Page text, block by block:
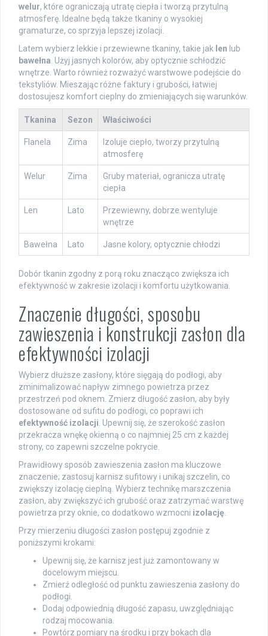
welur, które ograniczają utratę ciepła i tworzą przytulną
atmosferę. Idealne będą także tkaniny o wysokiej
gramaturze, co sprzyja lepszej izolacji.
Latem wybierz lekkie i przewiewne tkaniny, takie jak len lub
bawełna . Użyj jasnych kolorów, aby optycznie schłodzić
wnętrze. Warto również rozważyć warstwowe podejście do
tekstyliów. Mieszając różne faktury i grubości, łatwiej
dostosujesz komfort cieplny do zmieniających się warunków.
Tkanina Sezon Właściwości
Flanela Zima
Izoluje ciepło, tworzy przytulną
atmosferę
Welur Zima
Gruby materiał, ogranicza utratę
ciepła
Len Lato
Przewiewny, dobrze wentyluje
wnętrze
Bawełna Lato Jasne kolory, optycznie chłodzi
Dobór tkanin zgodny z porą roku znacząco zwiększa ich
efektywność w zakresie izolacji i komfortu użytkowania.
Znaczenie długości, sposobu
zawieszenia i konstrukcji zasłon dla
efektywności izolacji
Wybierz dłuższe zasłony, które sięgają do podłogi, aby
zminimalizować napływ zimnego powietrza przez
przestrzeń pod oknem. Zmierz długość zasłon, aby były
dostosowane od sufitu do podłogi, co poprawi ich
efektywność izolacji . Upewnij się, że szerokość zasłon
przekracza wnękę okienną o co najmniej 25 cm z każdej
strony, co zapewni szczelne pokrycie.
Prawidłowy sposób zawieszenia zasłon ma kluczowe
znaczenie; zastosuj karnisz sufitowy i unikaj szczelin, co
zwiększy izolację cieplną. Wybierz technikę marszczenia
zasłon, aby zwiększyć ich grubość oraz zatrzymać warstwę
powietrza przy oknie, co dodatkowo wzmocni izolację
Przy mierzeniu długości zasłon postępuj zgodnie z
poniższymi krokami:
Upewnij się, że karnisz jest już zamontowany w
docelowym miejscu.
Zmierź odległość od punktu zawieszenia zasłony do
podłogi.
Dodaj odpowiednią długość zapasu, uwzględniając
rodzaj mocowania.
Powtórz pomiary na środku i przy bokach dla